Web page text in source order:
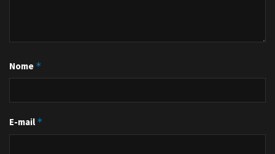
Nome *
E-mail *